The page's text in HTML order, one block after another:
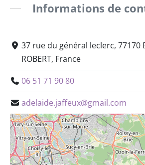
Informations de
37 rue du général leclerc, 77170
ROBERT, France
06 51 71 90 80
adelaide.jaffeux@gmail.com